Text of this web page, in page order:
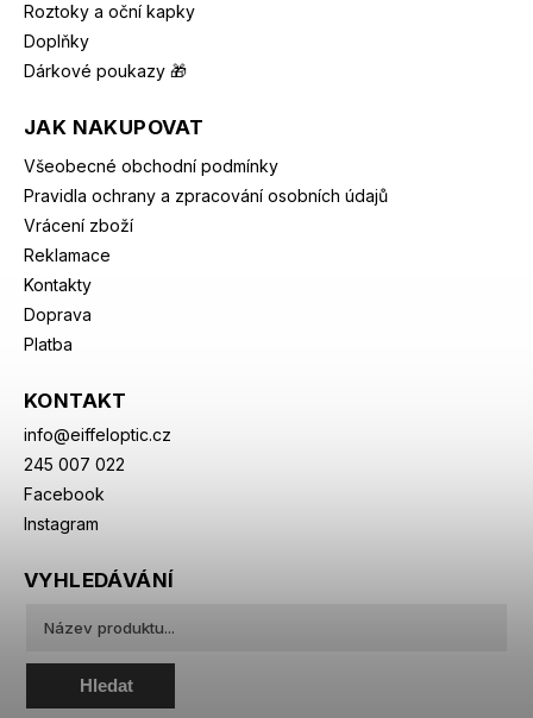
Roztoky a oční kapky
Doplňky
Dárkové poukazy 🎁
JAK NAKUPOVAT
Všeobecné obchodní podmínky
Pravidla ochrany a zpracování osobních údajů
Vrácení zboží
Reklamace
Kontakty
Doprava
Platba
KONTAKT
info@eiffeloptic.cz
245 007 022
Facebook
Instagram
VYHLEDÁVÁNÍ
Hledat